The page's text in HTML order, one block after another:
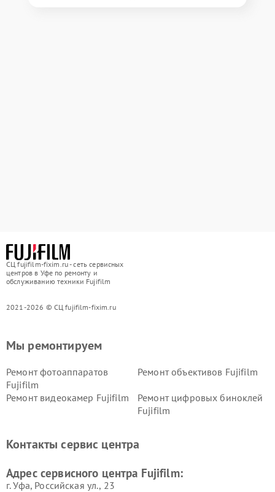
СЦ fujifilm-fixim.ru - сеть сервисных
центров в Уфе по ремонту и
обслуживанию техники Fujifilm
2021-2026 © СЦ fujifilm-fixim.ru
Мы ремонтируем
Ремонт фотоаппаратов
Fujifilm
Ремонт объективов Fujifilm
Ремонт видеокамер Fujifilm
Ремонт цифровых биноклей
Fujifilm
Контакты сервис центра
Адрес сервисного центра Fujifilm:
г. Уфа, Российская ул., 23